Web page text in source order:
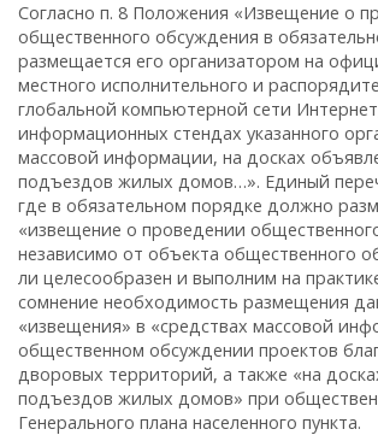
Согласно п. 8 Положения «Извещение о
общественного обсуждения в
размещается его организатором на
местного исполнительного и
глобальной компьютерной сети
информационных стендах указанного
массовой информации, на досках
подъездов жилых домов…». Единый
где в обязательном порядке должно
«извещение о проведении
независимо от объекта общественного
ли целесообразен и выполним на
сомнение необходимость размещения
«извещения» в «средствах массовой
общественном обсуждении проектов
дворовых территорий, а также «на
подъездов жилых домов» при
Генерального плана населенного пункта.